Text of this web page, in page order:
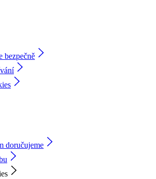
bezpečně
doručujeme